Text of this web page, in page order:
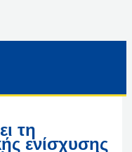
τη
ενίσχυσης